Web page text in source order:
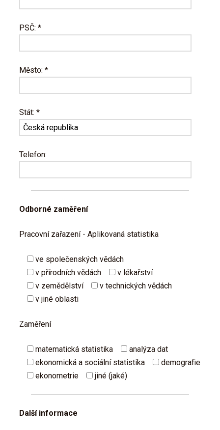
PSČ: *
Město: *
Stát: *
Telefon:
Odborné zaměření
Pracovní zařazení - Aplikovaná statistika
ve společenských vědách
v přírodních vědách
v lékařství
v zemědělství
v technických vědách
v jiné oblasti
Zaměření
matematická statistika
analýza dat
ekonomická a sociální statistika
demografie
ekonometrie
jiné (jaké)
Další informace